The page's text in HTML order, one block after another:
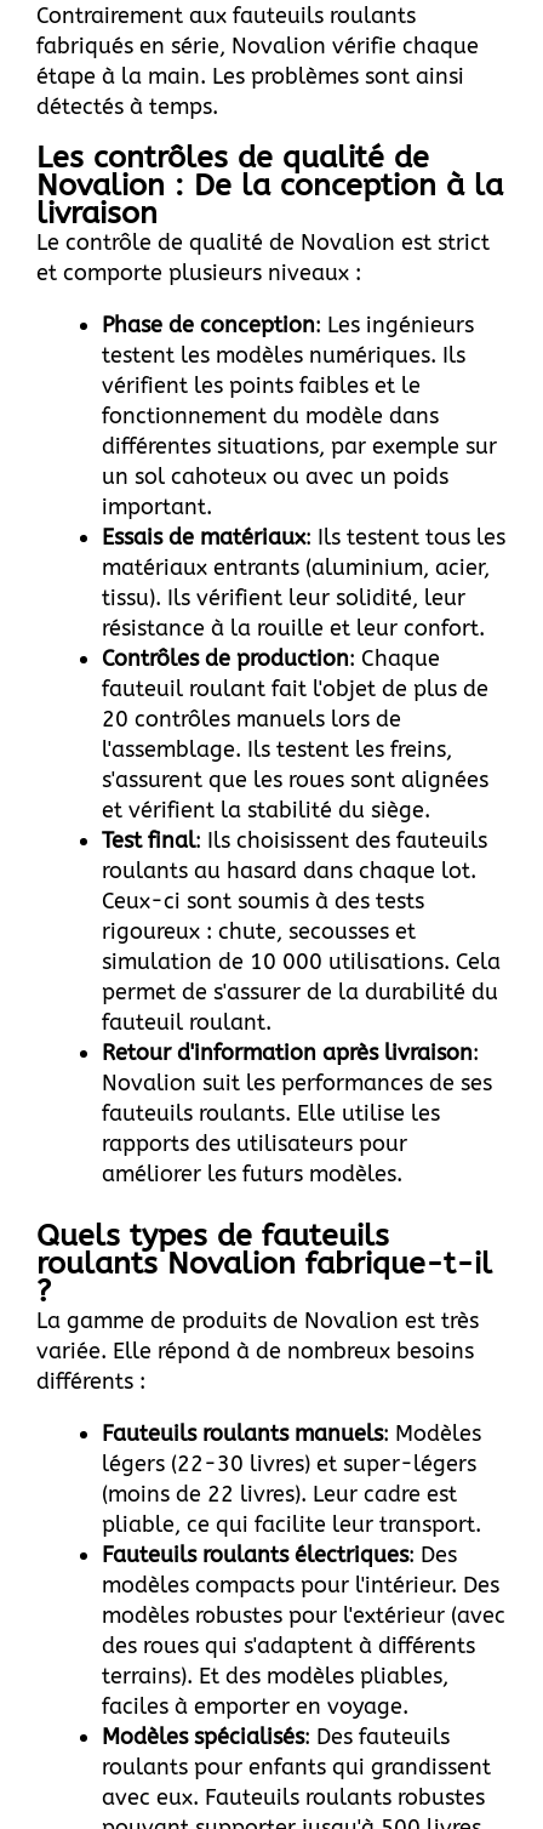
Contrairement aux fauteuils roulants
fabriqués en série, Novalion vérifie chaque
étape à la main. Les problèmes sont ainsi
détectés à temps.
Les contrôles de qualité de
Novalion : De la conception à la
livraison
Le contrôle de qualité de Novalion est strict
et comporte plusieurs niveaux :
Phase de conception: Les ingénieurs
testent les modèles numériques. Ils
vérifient les points faibles et le
fonctionnement du modèle dans
différentes situations, par exemple sur
un sol cahoteux ou avec un poids
important.
Essais de matériaux: Ils testent tous les
matériaux entrants (aluminium, acier,
tissu). Ils vérifient leur solidité, leur
résistance à la rouille et leur confort.
Contrôles de production: Chaque
fauteuil roulant fait l'objet de plus de
20 contrôles manuels lors de
l'assemblage. Ils testent les freins,
s'assurent que les roues sont alignées
et vérifient la stabilité du siège.
Test final: Ils choisissent des fauteuils
roulants au hasard dans chaque lot.
Ceux-ci sont soumis à des tests
rigoureux : chute, secousses et
simulation de 10 000 utilisations. Cela
permet de s'assurer de la durabilité du
fauteuil roulant.
Retour d'information après livraison:
Novalion suit les performances de ses
fauteuils roulants. Elle utilise les
rapports des utilisateurs pour
améliorer les futurs modèles.
Quels types de fauteuils
roulants Novalion fabrique-t-il
?
La gamme de produits de Novalion est très
variée. Elle répond à de nombreux besoins
différents :
Fauteuils roulants manuels: Modèles
légers (22-30 livres) et super-légers
(moins de 22 livres). Leur cadre est
pliable, ce qui facilite leur transport.
Fauteuils roulants électriques: Des
modèles compacts pour l'intérieur. Des
modèles robustes pour l'extérieur (avec
des roues qui s'adaptent à différents
terrains). Et des modèles pliables,
faciles à emporter en voyage.
Modèles spécialisés: Des fauteuils
roulants pour enfants qui grandissent
avec eux. Fauteuils roulants robustes